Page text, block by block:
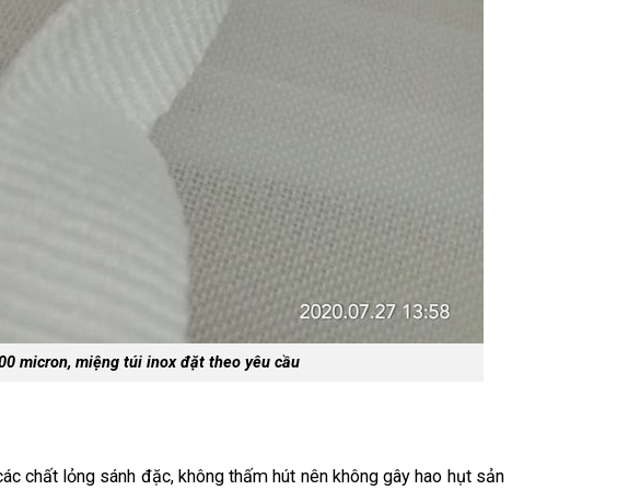
micron, miệng túi inox đặt theo yêu cầu
chất lỏng sánh đặc, không thấm hút nên không gây hao hụt sản